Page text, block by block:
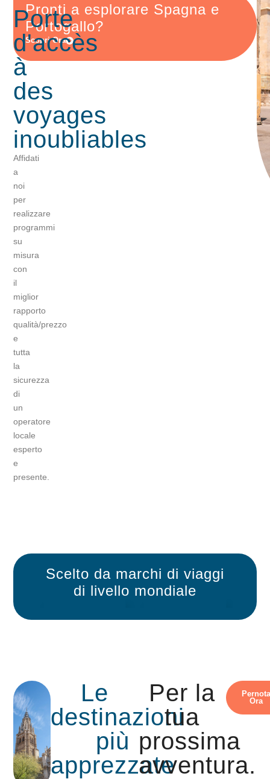
Pronti a esplorare Spagna e
Portogallo?
Scopri Ora
Porte
d'accès
à
des
voyages
inoubliables
Affidati
a
noi
per
realizzare
programmi
su
misura
con
il
miglior
rapporto
qualità/prezzo
e
tutta
la
sicurezza
di
un
operatore
locale
esperto
e
presente.
Scelto da marchi di viaggi
di livello mondiale
Le
destinazioni
più
apprezzate
Per la
tua
prossima
avventura.
Ora